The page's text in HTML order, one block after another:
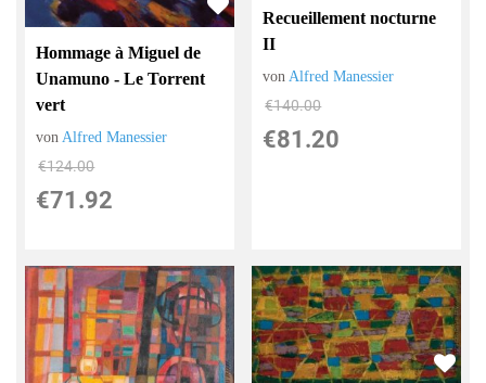
Hommage à Miguel de
Unamuno - Le Torrent
vert
von Alfred Manessier
€124.00
€71.92
Recueillement nocturne
II
vonAlfred Manessier
€140.00
€81.20